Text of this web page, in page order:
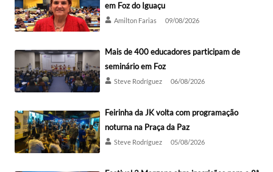
em Foz do Iguaçu
Amilton Farias 09/08/2026
Mais de 400 educadores participam de
seminário em Foz
Steve Rodríguez 06/08/2026
Feirinha da JK volta com programação
noturna na Praça da Paz
Steve Rodríguez 05/08/2026